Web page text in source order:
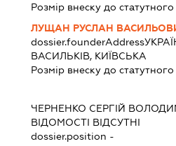
Розмір внеску до
ЛУЩАН РУСЛАН
dossier.founderAddress
ВАСИЛЬКІВ, КИЇВСЬКА
Розмір внеску до
ЧЕРНЕНКО СЕРГІЙ
ВІДОМОСТІ ВІДСУТНІ
dossier.position -